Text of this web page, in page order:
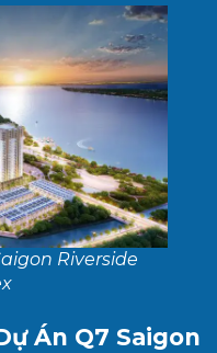
Riverside
Án Q7 Saigon